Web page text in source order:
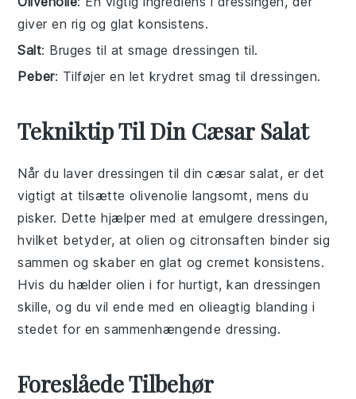
giver en rig og glat konsistens.
Salt: Bruges til at smage dressingen til.
Peber: Tilføjer en let krydret smag til dressingen.
Tekniktip Til Din Cæsar Salat
Når du laver dressingen til dincæsar salat, er det
vigtigt at tilsætteolivenolie langsomt, mens du
pisker. Dette hjælper med at emulgere dressingen,
hvilket betyder, atolien og citronsaften binder sig
sammen og skaber en glat og cremet konsistens.
Hvis du hælder olien i for hurtigt, kan dressingen
skille, og du vil ende med en olieagtig blanding i
stedet for en sammenhængende dressing.
Foreslåede Tilbehør